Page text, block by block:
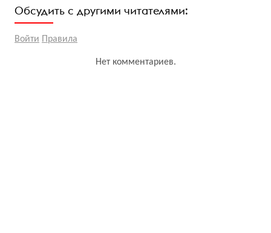
Обсудить с другими читателями:
Войти Правила
Нет комментариев.